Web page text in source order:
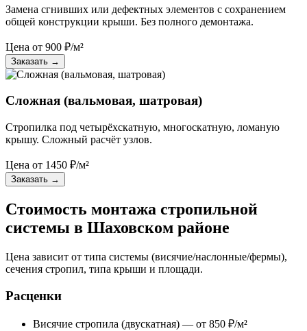
Замена сгнивших или дефектных элементов с сохранением
общей конструкции крыши. Без полного демонтажа.
Цена от 900 ₽/м²
Заказать →
Сложная (вальмовая, шатровая)
Стропилка под четырёхскатную, многоскатную, ломаную
крышу. Сложный расчёт узлов.
Цена от 1450 ₽/м²
Заказать →
Стоимость монтажа стропильной
системы в Шаховском районе
Цена зависит от типа системы (висячие/наслонные/фермы),
сечения стропил, типа крыши и площади.
Расценки
Висячие стропила (двускатная) — от 850 ₽/м²